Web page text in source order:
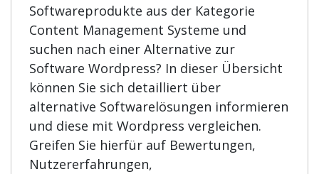
Softwareprodukte aus der Kategorie
Content Management Systeme und
suchen nach einer Alternative zur
Software Wordpress? In dieser Übersicht
können Sie sich detailliert über
alternative Softwarelösungen informieren
und diese mit Wordpress vergleichen.
Greifen Sie hierfür auf Bewertungen,
Nutzererfahrungen,